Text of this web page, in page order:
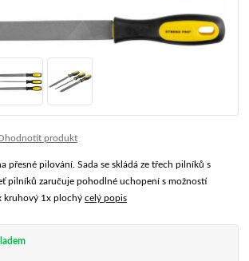
produkt
přesné pilování. Sada se skládá ze třech pilníků s
pilníků zaručuje pohodlné uchopení s možností
kruhový 1x plochýcelý popis